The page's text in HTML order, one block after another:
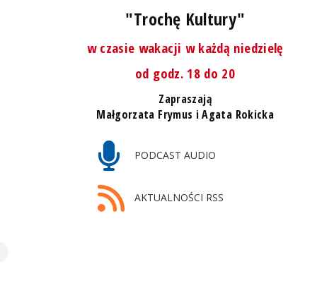
"Trochę Kultury"
w czasie wakacji w każdą niedzielę
od godz. 18 do 20
Zapraszają
Małgorzata Frymus i Agata Rokicka
PODCAST AUDIO
AKTUALNOŚCI RSS